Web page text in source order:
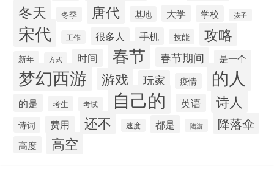
冬天 冬季 唐代 基地 大学 学校 孩子
宋代 工作 很多人 手机 技能 攻略
新年 方式 时间 春节 春节期间 是一个
梦幻西游 游戏 玩家 疫情 的人
的是 考生 考试 自己的 英语 诗人
诗词 费用 还不 速度 都是 陆游 降落伞
高度 高空